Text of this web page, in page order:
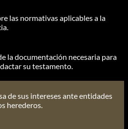
las normativas aplicables a la
la documentación necesaria para
su testamento.
de sus intereses ante entidades
herederos.